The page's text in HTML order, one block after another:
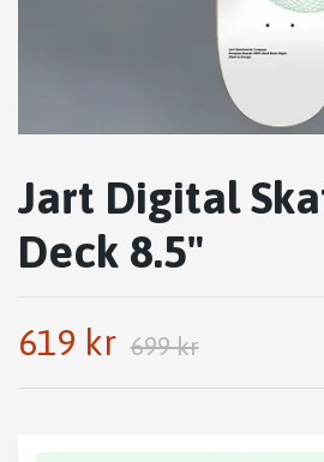
Jart Digital
Deck 8.5"
619 kr 699 kr